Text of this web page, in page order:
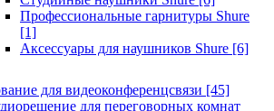
Профессиональные гарнитуры Shure
[1]
Аксессуары для наушников Shure [6]
для видеоконференцсвязи [45]
для переговорных комнат